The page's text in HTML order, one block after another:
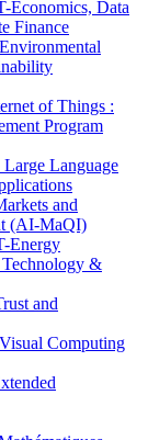
Economics, Data
Finance
of Things :
Program
Language
and
(AI-MaQI)
Energy
&
and
Computing